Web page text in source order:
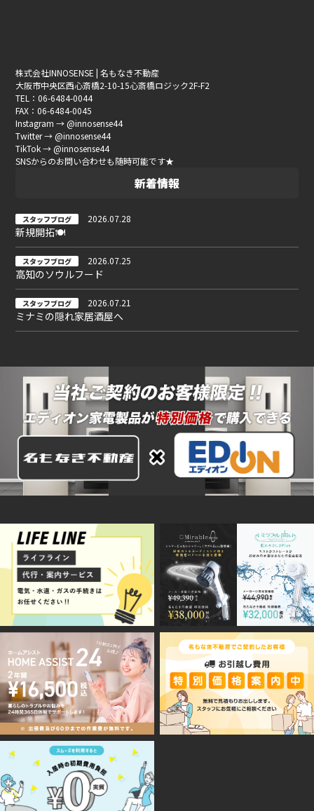
株式会社INNOSENSE | 名もなき不動産
大阪市中央区西心斎橋2-10-15心斎橋ロジック2F-F2
TEL：06-6484-0044
FAX：06-6484-0045
Instagram → @innosense44
Twitter → @innosense44
TikTok → @innosense44
SNSからのお問い合わせも随時可能です★
新着情報
スタッフブログ 2026.07.28
新規開拓🍽
スタッフブログ 2026.07.25
高知のソウルフード
スタッフブログ 2026.07.21
ミナミの隠れ家居酒屋へ